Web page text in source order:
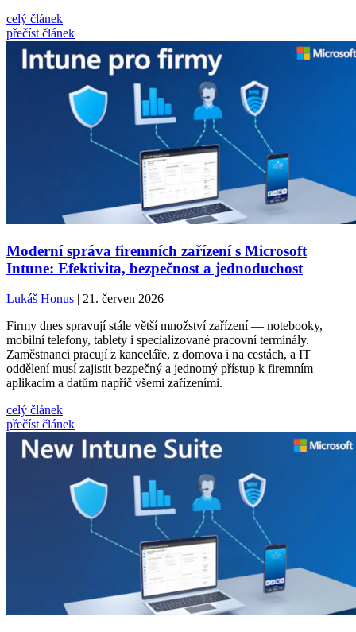
celý článek
přečíst článek
Moderní správa firemních zařízení s Microsoft
Intune: Efektivita, bezpečnost a jednoduchost
Lukáš Honus | 21. červen 2026
Firmy dnes spravují stále větší množství zařízení — notebooky,
mobilní telefony, tablety i specializované pracovní terminály.
Zaměstnanci pracují z kanceláře, z domova i na cestách, a IT
oddělení musí zajistit bezpečný a jednotný přístup k firemním
aplikacím a datům napříč všemi zařízeními.
celý článek
přečíst článek